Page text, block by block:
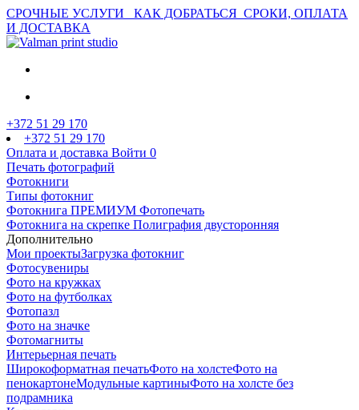
СРОЧНЫЕ УСЛУГИ КАК ДОБРАТЬСЯ СРОКИ, ОПЛАТА
И ДОСТАВКА
+372 51 29 170
+372 51 29 170
Оплата и доставка Войти 0
Печать фотографий
Фотокниги
Типы фотокниг
Фотокнига ПРЕМИУМ Фотопечать
Фотокнига на скрепке Полиграфия двусторонняя
Дополнительно
Мои проектыЗагрузка фотокниг
Фотосувениры
Фото на кружках
Фото на футболках
Фотопазл
Фото на значке
Фотомагниты
Интерьерная печать
Широкоформатная печатьФото на холстеФото на
пенокартонеМодульные картиныФото на холсте без
подрамника